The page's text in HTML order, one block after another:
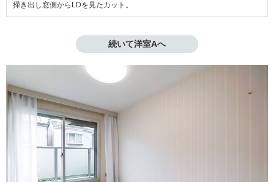
掃き出し窓側からLDを見たカット。
続いて洋室Aへ